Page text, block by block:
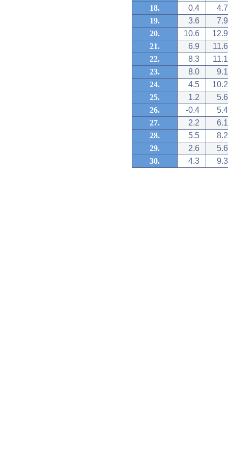
18.
0.4
4.7
19.
3.6
7.9
20.
10.6
12.9
21.
6.9
11.6
22.
8.3
11.1
23.
8.0
9.1
24.
4.5
10.2
25.
1.2
5.6
26.
-0.4
5.4
27.
2.2
6.1
28.
5.5
8.2
29.
2.6
5.6
30.
4.3 9.3